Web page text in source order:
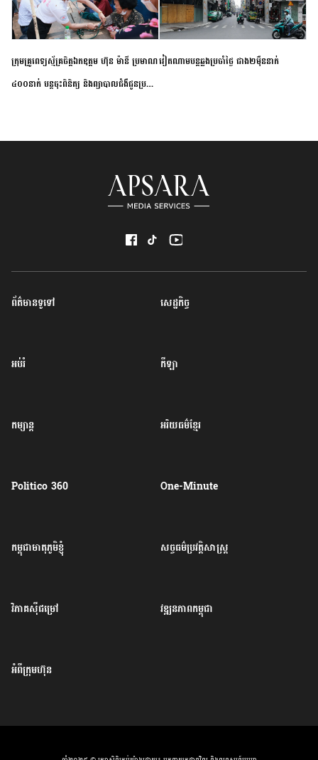
ការប្តេជ្ញាចិត្ត
ថ្នាំពេទ្យជូនប្រជាពលរដ្ឋ
រស់នៅសង្កាត់បឹងកុក
ក្រុមគ្រូពេទ្យស្ម័គ្រចិត្តឯកឧត្តម ហ៊ុន ម៉ានី ប្រមាណ
៤០០នាក់ បន្តចុះពិនិត្យ និងព្យាបាលជំងឺជូនប្រជា
វៀតណាម​បន្ត​ឆ្លង​ប្រចាំថ្ងៃ​ ​ជាង​២​ម៉ឺន​នាក់​
ព័ត៌មានទូទៅ សេដ្ឋកិច្ច
អប់រំ កីឡា
កម្សាន្ត អរិយធម៌ខ្មែរ
Politico 360 One-Minute
កម្ពុជាមាតុភូមិខ្ញុំ សច្ចធម៌ប្រវត្តិសាស្ត្រ
វិភាគសុីជម្រៅ វឌ្ឍនភាពកម្ពុជា
អំពីក្រុមហ៊ុន